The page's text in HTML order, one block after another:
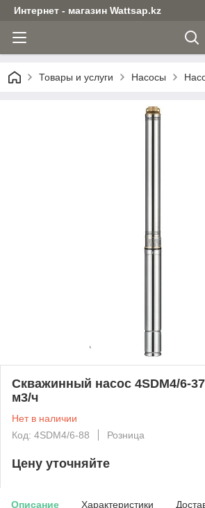
Интернет - магазин Wattsap.kz
Товары и услуги Насосы
Скважинный насос 4SDM4/6-
м3/ч
Нет в наличии
Код: 4SDM4/6-88
Розница
Цену уточняйте
Описание Характеристики